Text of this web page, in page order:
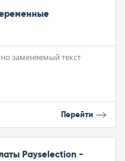
заменяемый текст
Перейти
Payselection -